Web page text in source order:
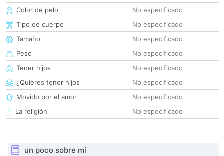
Color de pelo
No especificado
Tipo de cuerpo
No especificado
Tamaño
No especificado
Peso
No especificado
Tener hijos
No especificado
¿Quieres tener hijos
No especificado
Movido por el amor
No especificado
La religión
No especificado
un poco sobre mí